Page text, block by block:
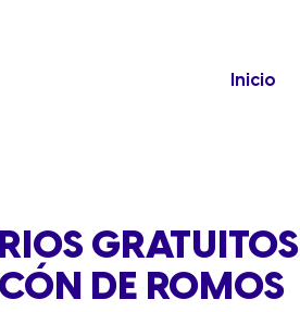
Inicio
GRATUITOS
DE ROMOS